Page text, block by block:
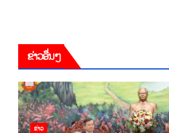
ຂ່າວອື່ນໆ
ຂ່າວ